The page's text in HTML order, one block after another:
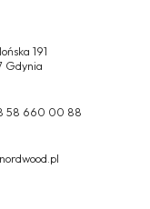
191
Gdynia
58 660 00 88